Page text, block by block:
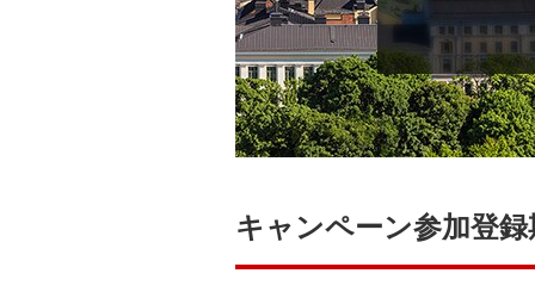
キャンペーン参加登録